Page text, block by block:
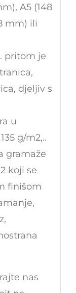
A5 (148
mm) ili
pritom je
djeljiv s
u
g/m2,..
gramaže
koji se
finišom
nas